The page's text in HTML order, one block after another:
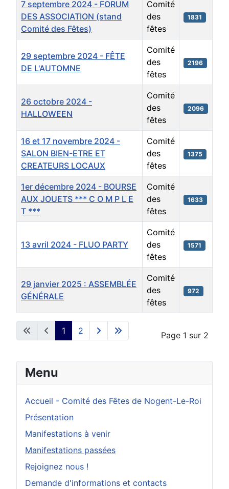
Menu
Accueil - Comité des Fêtes de Nogent-Le-Roi
Présentation
Manifestations à venir
Manifestations passées
Rejoignez nous !
Demande d'informations et contacts
Articles
7 septembre 2024 - FORUM
DES ASSOCIATION (stand
Comité des Fêtes)
Comité
des
fêtes
1831
29 septembre 2024 - FÊTE
DE L'AUTOMNE
Comité
des
fêtes
2196
26 octobre 2024 -
HALLOWEEN
Comité
des
fêtes
2096
16 et 17 novembre 2024 -
SALON BIEN-ETRE ET
CREATEURS LOCAUX
Comité
des
fêtes
1375
1er décembre 2024 - BOURSE
AUX JOUETS *** C O M P L E
T ***
Comité
des
fêtes
1633
13 avril 2024 - FLUO PARTY
Comité
des
fêtes
1571
29 janvier 2025 : ASSEMBLÉE
GÉNÉRALE
Comité
des
fêtes
972
Page 1 sur 2
1 2